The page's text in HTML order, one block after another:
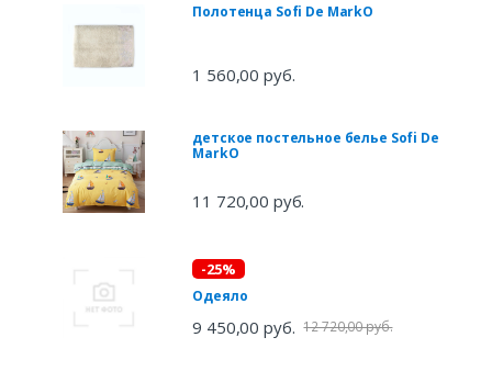
Полотенца Sofi De MarkO
1 560,00 руб.
детское постельное белье Sofi De
MarkO
11 720,00 руб.
-25%
Одеяло
9 450,00 руб. 12 720,00 руб.